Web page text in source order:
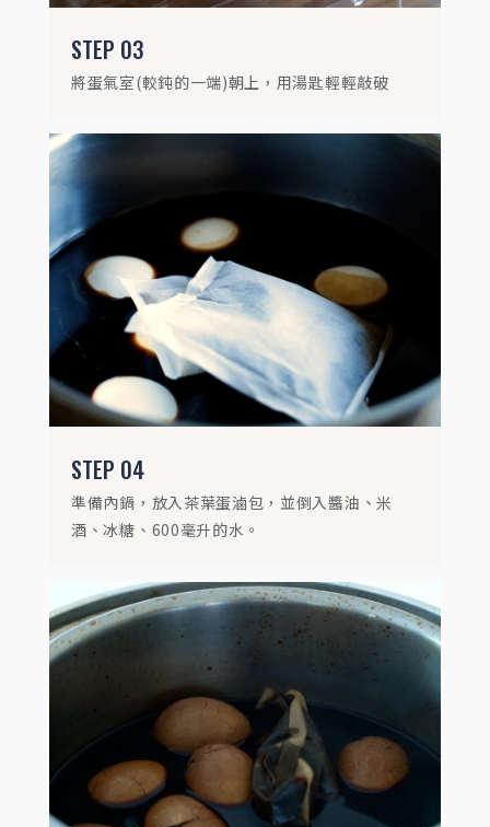
STEP 03
將蛋氣室(較鈍的一端)朝上，用湯匙輕輕敲破
STEP 04
準備內鍋，放入茶葉蛋滷包，並倒入醬油、米
酒、冰糖、600毫升的水。
STEP 05
將雞蛋小心放入滷汁中，外鍋放4-5杯水，
蒸約1.5小時即可。
STEP06
如果喜歡較重的口味，可以將茶包拿出後，
繼續保溫4小時，讓滷汁慢慢滲透(茶包取
出，滷汁不苦澀)